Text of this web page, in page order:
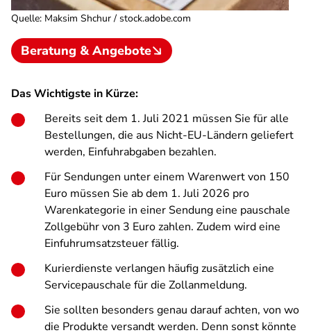
Quelle: Maksim Shchur / stock.adobe.com
Beratung & Angebote
Das Wichtigste in Kürze:
Bereits seit dem 1. Juli 2021 müssen Sie für alle
Bestellungen, die aus Nicht-EU-Ländern geliefert
werden, Einfuhrabgaben bezahlen.
Für Sendungen unter einem Warenwert von 150
Euro müssen Sie ab dem 1. Juli 2026 pro
Warenkategorie in einer Sendung eine pauschale
Zollgebühr von 3 Euro zahlen. Zudem wird eine
Einfuhrumsatzsteuer fällig.
Kurierdienste verlangen häufig zusätzlich eine
Servicepauschale für die Zollanmeldung.
Sie sollten besonders genau darauf achten, von wo
die Produkte versandt werden. Denn sonst könnte